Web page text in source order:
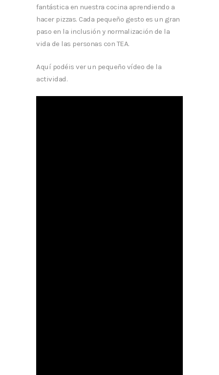
fantástica en nuestra cocina aprendiendo a
hacer pizzas. Cada pequeño gesto es un gran
paso en la inclusión y normalización de la
vida de las personas con TEA.
Aquí podéis ver un pequeño vídeo de la
actividad.